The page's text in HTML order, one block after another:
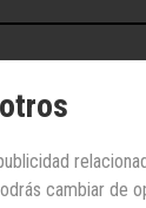
cambiar de